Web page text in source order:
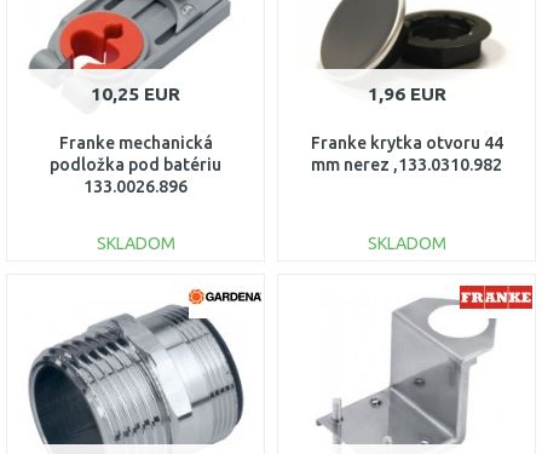
10,25 EUR
Franke mechanická
podložka pod batériu
133.0026.896
SKLADOM
DO KOŠÍKA
Porovnať
1,96 EUR
Franke krytka otvoru 44
mm nerez ,133.0310.982
SKLADOM
DO KOŠÍKA
Porovnať